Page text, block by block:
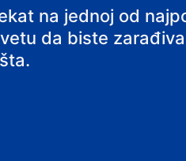
na jednoj od
da biste